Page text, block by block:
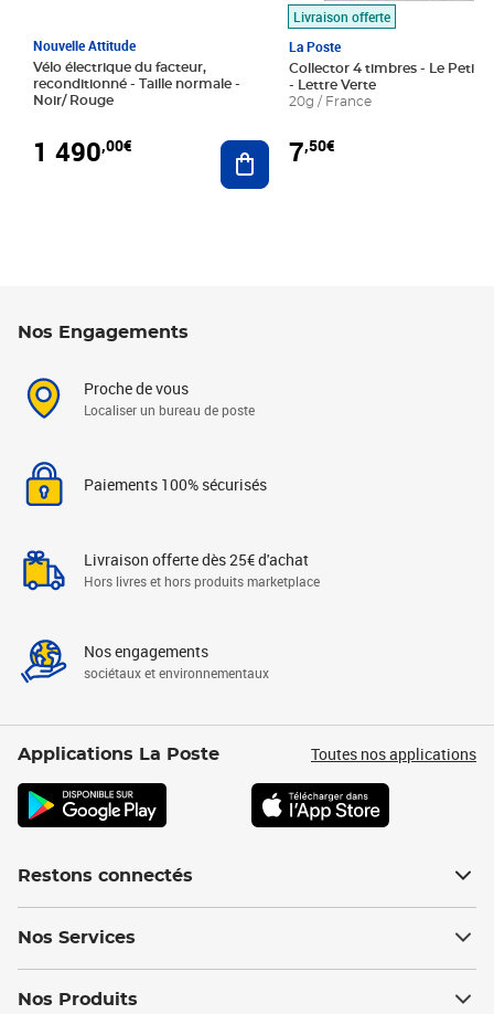
Nouvelle Attitude
Vélo électrique du facteur,
reconditionné - Taille normale -
Noir/ Rouge
1 490,00€ Ajouter au panier
Livraison offerte
La Poste
Collector 4 timbres - Le Petit
- Lettre Verte
20g / France
7,50€
Nos Engagements
Proche de vous
Localiser un bureau de poste
Paiements 100% sécurisés
Livraison offerte dès 25€ d'achat
Hors livres et hors produits marketplace
Nos engagements
sociétaux et environnementaux
Applications La Poste Toutes nos applications
Restons connectés
Nos Services
Nos Produits